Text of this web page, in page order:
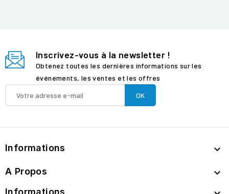
Inscrivez-vous à la newsletter !
Obtenez toutes les dernières informations sur les
événements, les ventes et les offres
Informations 
A Propos 